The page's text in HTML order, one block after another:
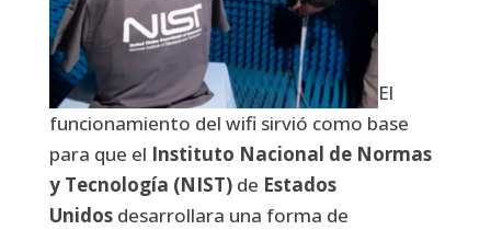
El
funcionamiento del wifi sirvió como base
para que el Instituto Nacional de Normas
y Tecnología (NIST) de Estados
Unidosdesarrollara una forma de